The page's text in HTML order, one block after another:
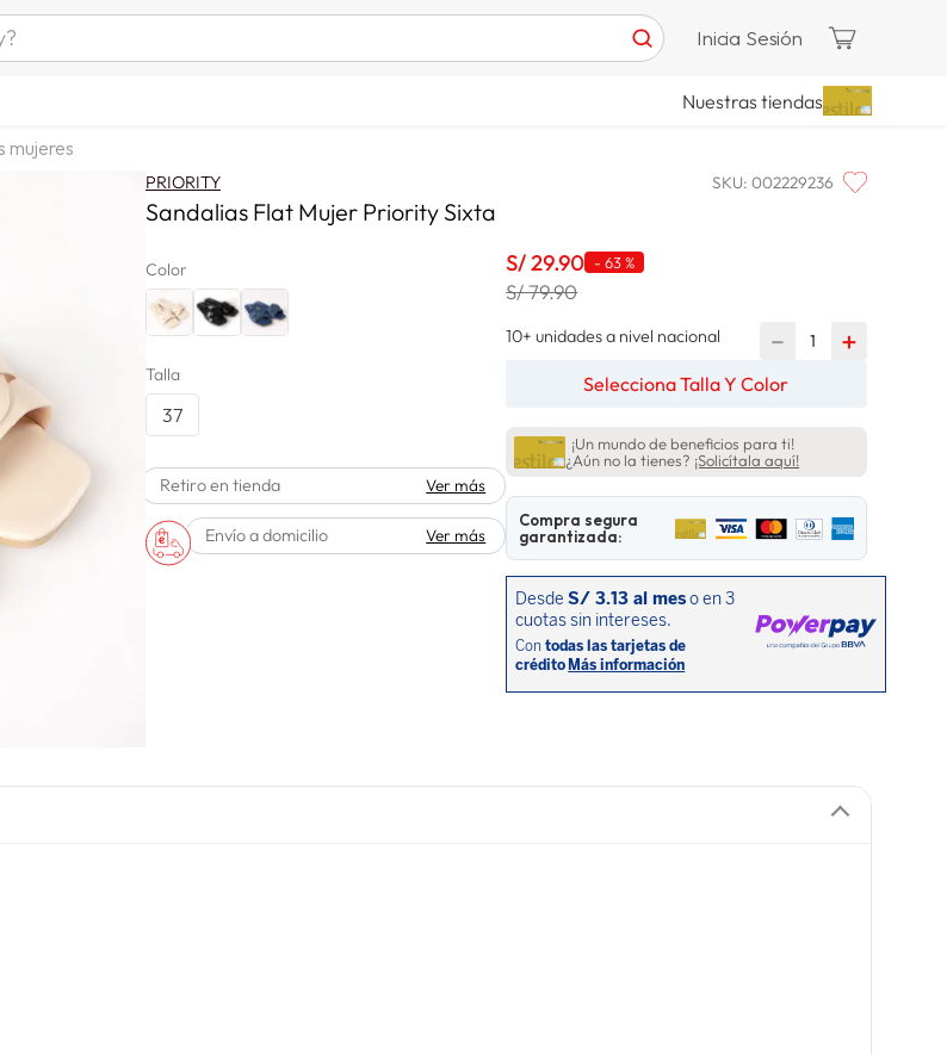
Inicia Sesión
Nuestras tiendas
mujeres
PRIORITY SKU: 002229236
Sandalias Flat Mujer Priority Sixta
Color
Talla
37
Retiro en tienda Ver más
Envío a domicilio Ver más
S/29.90 -63 %
S/ 79.90
10+ unidades a nivel nacional ＋
－
Selecciona Talla Y Color
¡Un mundo de beneficios para ti!
¿Aún no la tienes? ¡Solicítala aquí!
Compra segura
garantizada: